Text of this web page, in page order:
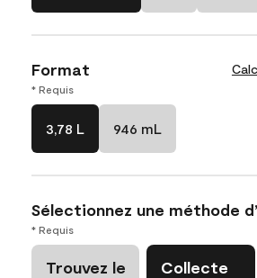
Format
* Requis
3,78 L 946 mL
Sélectionnez une méthode
* Requis
Trouvez le
Collecte